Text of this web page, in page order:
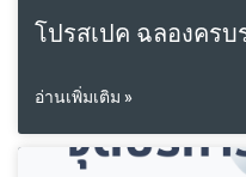
โปรสเปค ฉลองครบ
อ่านเพิ่มเติม »